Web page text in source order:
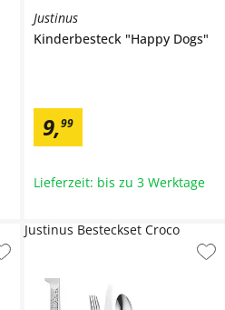
Justinus
Kinderbesteck "Happy Dogs"
9,99
Lieferzeit: bis zu 3 Werktage
Justinus Besteckset Croco